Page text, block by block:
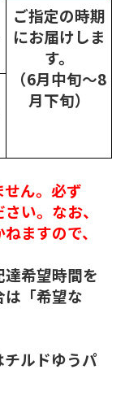
ご指定の時期
にお届けしま
す。
（6月中旬～8
月下旬）
ん。必ず
い。なお、
ますので、
希望時間を
「希望な
ルドゆうパ